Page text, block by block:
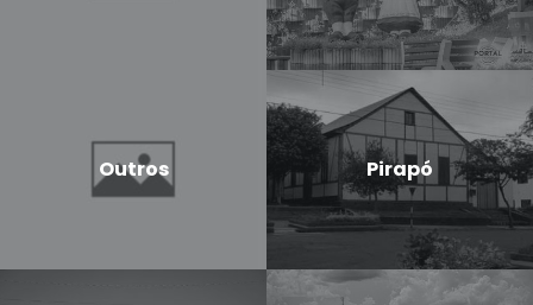
Outros Pirapó